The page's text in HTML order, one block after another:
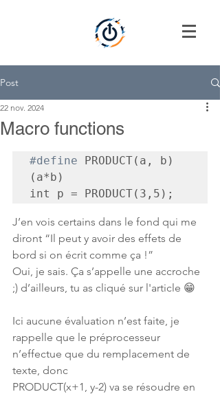
Post
Macro functions
22 nov. 2024
#define PRODUCT(a, b)
(a*b)
int p = PRODUCT(3,5);
J’en vois certains dans le fond qui me
diront “Il peut y avoir des effets de
bord si on écrit comme ça !”
Oui, je sais. Ça s’appelle une accroche
;) d’ailleurs, tu as cliqué sur l'article 😁
Ici aucune évaluation n’est faite, je
rappelle que le préprocesseur
n’effectue que du remplacement de
texte, donc
PRODUCT(x+1, y-2) va se résoudre en